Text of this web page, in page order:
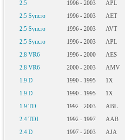
2.5
1996 - 2003 APL
2.5 Syncro
1996 - 2003 AET
2.5 Syncro
1996 - 2003 AVT
2.5 Syncro
1996 - 2003 APL
2.8 VR6
1996 - 2000 AES
2.8 VR6
2000 - 2003 AMV
1.9 D
1990 - 1995 1X
1.9 D
1990 - 1995 1X
1.9 TD
1992 - 2003 ABL
2.4 TDI
1992 - 1997 AAB
2.4 D
1997 - 2003 AJA